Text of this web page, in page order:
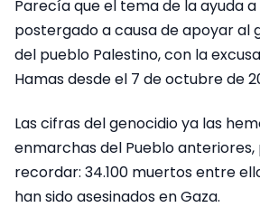
Parecía que el tema de la ayuda
postergado a causa de apoyar al
del pueblo Palestino, con la
Hamas desde el 7 de octubre de
Las cifras del genocidio ya las
enmarchas del Pueblo
recordar: 34.100 muertos entre
han sido asesinados en Gaza.